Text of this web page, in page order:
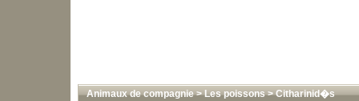
Animaux de compagnie>Les poissons>Citharinid�s